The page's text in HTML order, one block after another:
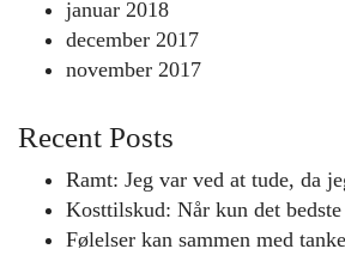
januar 2018
december 2017
november 2017
Recent Posts
Ramt: Jeg var ved at tude, da
Kosttilskud: Når kun det
Følelser kan sammen med